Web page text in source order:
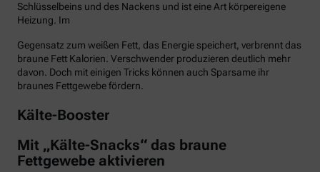
Schlüsselbeins und des Nackens und ist eine Art körpereigene
Heizung. Im
Gegensatz zum weißen Fett, das Energie speichert, verbrennt das
braune Fett Kalorien. Verschwender produzieren deutlich mehr
davon. Doch mit einigen Tricks können auch Sparsame ihr
braunes Fettgewebe fördern.
Kälte-Booster
Mit „Kälte-Snacks“ das braune
Fettgewebe aktivieren